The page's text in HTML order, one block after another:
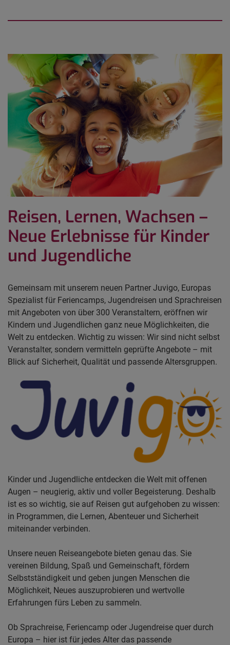
Reisen, Lernen, Wachsen –
Neue Erlebnisse für Kinder
und Jugendliche
Gemeinsam mit unserem neuen Partner Juvigo, Europas
Spezialist für Feriencamps, Jugendreisen und Sprachreisen
mit Angeboten von über 300 Veranstaltern, eröffnen wir
Kindern und Jugendlichen ganz neue Möglichkeiten, die
Welt zu entdecken. Wichtig zu wissen: Wir sind nicht selbst
Veranstalter, sondern vermitteln geprüfte Angebote – mit
Blick auf Sicherheit, Qualität und passende Altersgruppen.
Kinder und Jugendliche entdecken die Welt mit offenen
Augen – neugierig, aktiv und voller Begeisterung. Deshalb
ist es so wichtig, sie auf Reisen gut aufgehoben zu wissen:
in Programmen, die Lernen, Abenteuer und Sicherheit
miteinander verbinden.
Unsere neuen Reiseangebote bieten genau das. Sie
vereinen Bildung, Spaß und Gemeinschaft, fördern
Selbstständigkeit und geben jungen Menschen die
Möglichkeit, Neues auszuprobieren und wertvolle
Erfahrungen fürs Leben zu sammeln.
Ob Sprachreise, Feriencamp oder Jugendreise quer durch
Europa – hier ist für jedes Alter das passende